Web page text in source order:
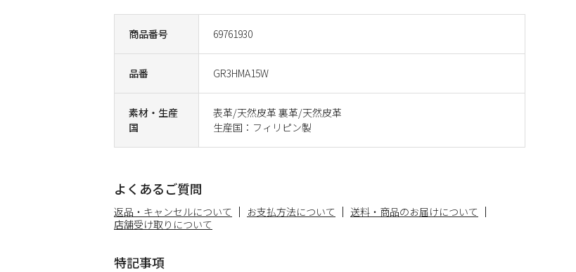
商品番号 69761930
品番 GR3HMA15W
素材・生産
国
表革/天然皮革 裏革/天然皮革
生産国：フィリピン製
よくあるご質問
返品・キャンセルについて お支払方法について
送料・商品のお届けについて
店舗受け取りについて
特記事項